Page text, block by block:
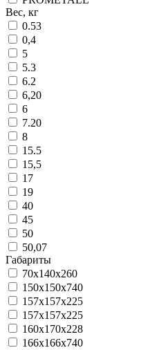
Вес, кг
0.53
0,4
5
5.3
6.2
6,20
6
7.20
8
15.5
15,5
17
19
40
45
50
50,07
Габариты
70x140x260
150x150x740
157x157x225
157х157х225
160х170х228
166x166x740